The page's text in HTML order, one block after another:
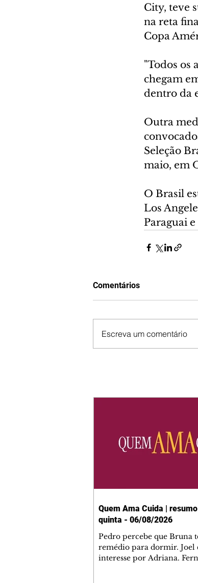
City, teve
na reta
Copa
"Todos os
chegam
dentro da
Outra
Seleção
maio, em
O Brasil
Los
Paraguai
Comentários
Escreva um comentário
Quem Ama Cuida |
quinta - 06/08/2026
Pedro percebe que Bruna
remédio para dormir. Joel
interesse por Adriana.